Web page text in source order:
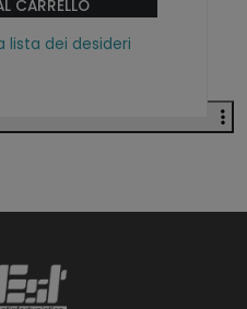
CARRELLO
lista dei desideri